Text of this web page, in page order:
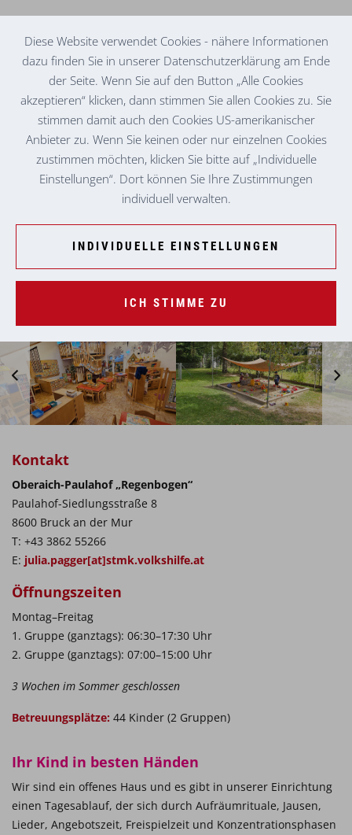
KINDERGARTEN
OBERAICH-PAULAHOF „REGENBOGEN“
Kontakt
Oberaich-Paulahof „Regenbogen“
Paulahof-Siedlungsstraße 8
8600 Bruck an der Mur
T: +43 3862 55266
E: julia.pagger[at]stmk.volkshilfe.at
Öffnungszeiten
Montag–Freitag
1. Gruppe (ganztags): 06:30–17:30 Uhr
2. Gruppe (ganztags): 07:00–15:00 Uhr
3 Wochen im Sommer geschlossen
Betreuungsplätze: 44 Kinder (2 Gruppen)
Ihr Kind in besten Händen
Wir sind ein offenes Haus und es gibt in unserer Einrichtung
einen Tagesablauf, der sich durch Aufräumrituale, Jausen,
Lieder, Angebotszeit, Freispielzeit und Konzentrationsphasen
Diese Website verwendet Cookies - nähere Informationen
dazu finden Sie in unserer Datenschutzerklärung am Ende
der Seite. Wenn Sie auf den Button „Alle Cookies
akzeptieren“ klicken, dann stimmen Sie allen Cookies zu. Sie
stimmen damit auch den Cookies US-amerikanischer
Anbieter zu. Wenn Sie keinen oder nur einzelnen Cookies
zustimmen möchten, klicken Sie bitte auf „Individuelle
Einstellungen“. Dort können Sie Ihre Zustimmungen
individuell verwalten.
INDIVIDUELLE EINSTELLUNGEN
ICH STIMME ZU